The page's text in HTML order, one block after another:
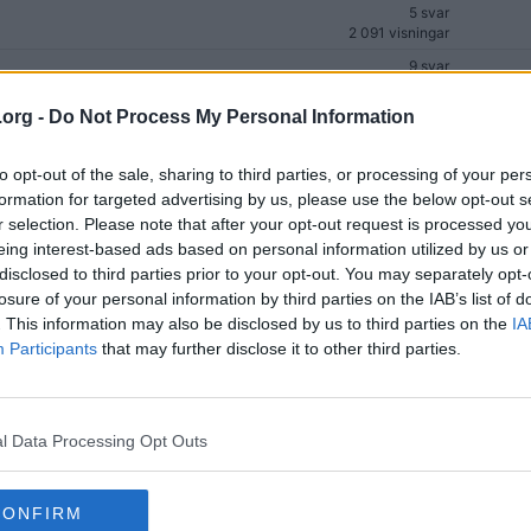
- Do Not Process My Personal Information
opt-out of the sale, sharing to third parties, or processing of your
for targeted advertising by us, please use the below opt-out
selection. Please note that after your opt-out request is processed
interest-based ads based on personal information utilized by us
to third parties prior to your opt-out. You may separately
of your personal information by third parties on the IAB’s list of
This information may also be disclosed by us to third parties on the
Participants that may further disclose it to other third parties.
Data Processing Opt Outs
5 svar
2 091 visningar
9 svar
11 svar
5 svar
1 346 visningar
10 svar
2 110 visningar
3 svar
1 568 visningar
5 svar
1 809 visningar
mot en konkurs?